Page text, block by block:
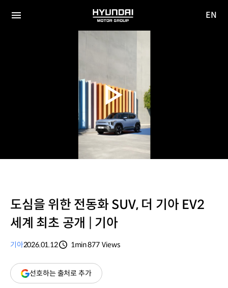
HYUNDAI
MOTOR
EN
도심을 위한 전동화 SUV, 더 기아 EV2
세계 최초 공개 | 기아
기아2026.01.12
1min877 Views
선호하는 출처로 추가(새
창